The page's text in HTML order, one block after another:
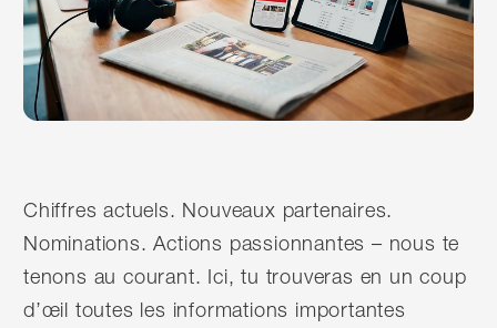
Chiffres actuels. Nouveaux partenaires.
Nominations. Actions passionnantes – nous te
tenons au courant. Ici, tu trouveras en un coup
d’œil toutes les informations importantes